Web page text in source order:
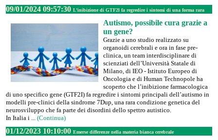
09/01/2024 09:57:30 L’inibizione di GTF2l fa regredire i sintomi di una forma rara
Autismo, possibile cura grazie a
un gene?
Grazie a uno studio realizzato su
organoidi cerebrali e ora in fase pre-
clinica, un team interdisciplinare di
scienziati dell’Università Statale di
Milano, di IEO - Istituto Europeo di
Oncologia e di Human Technopole ha
scoperto che l’inibizione farmacologica
di uno specifico gene (GTF2I) fa regredire i sintomi principali dell’autismo in
modelli pre-clinici della sindrome 7Dup, una rara condizione genetica del
neurosviluppo che fa parte dei disordini dello spettro autistico.
In Italia i ... (Continua)
01/12/2023 10:10:00 Emerse differenze nella materia bianca cerebrale